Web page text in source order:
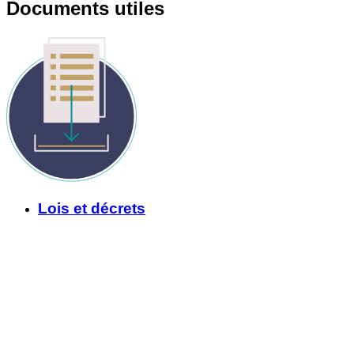
Documents utiles
Lois et décrets